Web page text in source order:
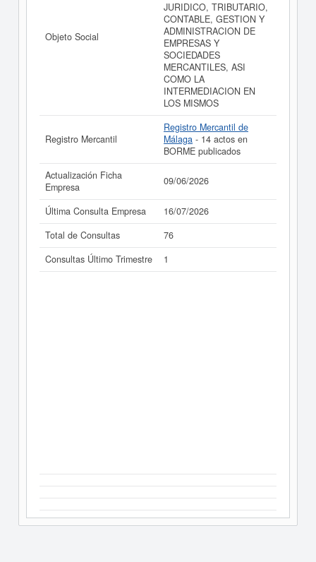
Objeto Social
JURIDICO, TRIBUTARIO,
CONTABLE, GESTION Y
ADMINISTRACION DE
EMPRESAS Y
SOCIEDADES
MERCANTILES, ASI
COMO LA
INTERMEDIACION EN
LOS MISMOS
Registro Mercantil
Registro Mercantil de
Málaga - 14 actos en
BORME publicados
Actualización Ficha
Empresa
09/06/2026
Última Consulta Empresa
16/07/2026
Total de Consultas
76
Consultas Último Trimestre
1